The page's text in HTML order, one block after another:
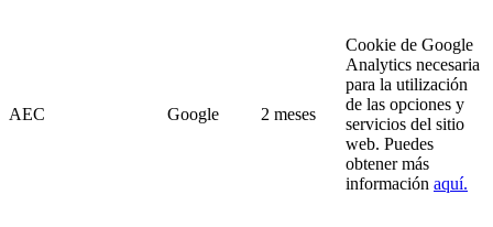
AEC Google 2 meses
Cookie de Google
Analytics necesaria
para la utilización
de las opciones y
servicios del sitio
web. Puedes
obtener más
información aquí.